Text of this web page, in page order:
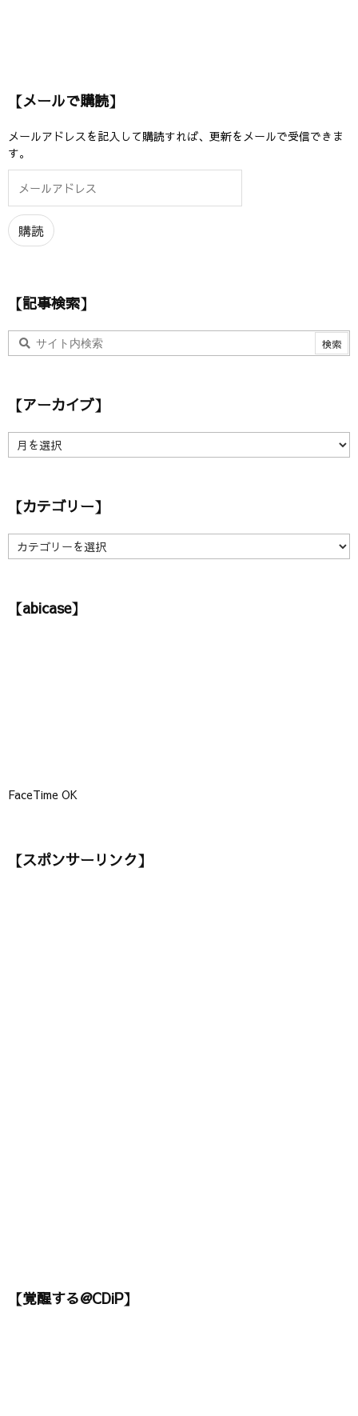
【メールで購読】
メールアドレスを記入して購読すれば、更新をメールで受信できま
す。
ル
ア
ド
購読
【記事検索】
【アーカイブ】
ア
イ
】
【カテゴリー】
【
カ
リ【abicase】
FaceTime OK
【スポンサーリンク】
【覚醒する@CDiP】